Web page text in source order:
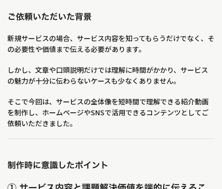
ご依頼いただいた背景
新規サービスの場合、サービス内容を知ってもらうだけでなく、そ
の必要性や価値まで伝える必要があります。
しかし、文章や口頭説明だけでは理解に時間がかかり、サービス
の魅力が十分に伝わらないケースも少なくありません。
そこで今回は、サービスの全体像を短時間で理解できる紹介動画
を制作し、ホームページやSNSで活用できるコンテンツとしてご
依頼いただきました。
制作時に意識したポイント